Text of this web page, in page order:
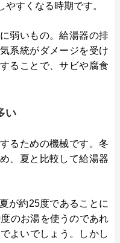
すくなる時期です。
弱いもの。給湯器の排
系統がダメージを受け
ることで、サビや腐食
い
るための機械です。冬
、夏と比較して給湯器
が約25度であることに
のお湯を使うのであれ
よいでしょう。しかし